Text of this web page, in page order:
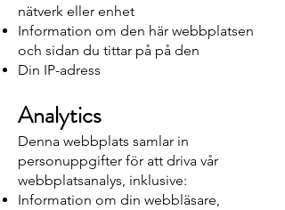
nätverk eller enhet
Information om den här webbplatsen
och sidan du tittar på på den
Din IP-adress
Analytics
Denna webbplats samlar in
personuppgifter för att driva vår
webbplatsanalys, inklusive:
Information om din webbläsare,